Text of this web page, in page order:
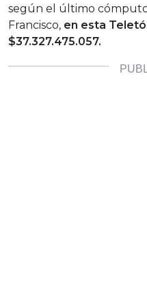
según el último
Francisco, en esta
$37.327.475.057.